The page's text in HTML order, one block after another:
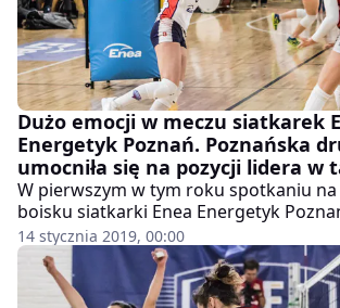
Dużo emocji w meczu siatkarek
Energetyk Poznań. Poznańska
umocniła się na pozycji lidera w
W pierwszym w tym roku spotkaniu na
boisku siatkarki Enea Energetyk
Volley Toruń i umocniły się na pozycji
Zawodniczki mogły liczyć na doping
zgromadzonej na trybunach publiki.
14 stycznia 2019, 00:00